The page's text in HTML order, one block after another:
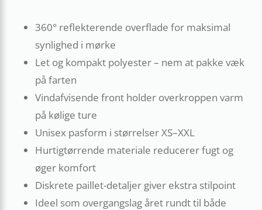
360° reflekterende overflade for maksimal
synlighed i mørke
Let og kompakt polyester – nem at pakke væk
på farten
Vindafvisende front holder overkroppen varm
på kølige ture
Unisex pasform i størrelser XS–XXL
Hurtigtørrende materiale reducerer fugt og
øger komfort
Diskrete paillet-detaljer giver ekstra stilpoint
Ideel som overgangslag året rundt til både